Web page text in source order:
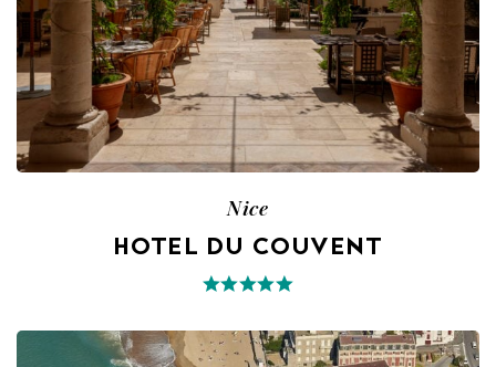
Nice
HOTEL DU COUVENT